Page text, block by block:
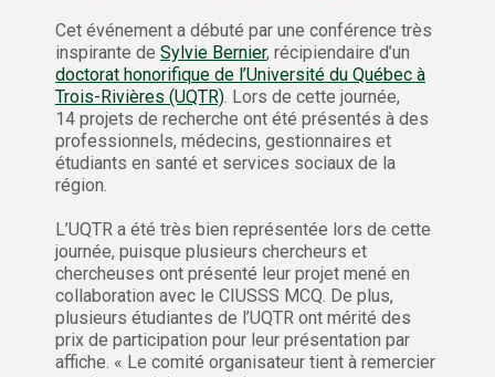
Cet événement a débuté par une conférence très
inspirante de Sylvie Bernier, récipiendaire d’un
doctorat honorifique de l’Université du Québec à
Trois-Rivières (UQTR). Lors de cette journée,
14 projets de recherche ont été présentés à des
professionnels, médecins, gestionnaires et
étudiants en santé et services sociaux de la
région.
L’UQTR a été très bien représentée lors de cette
journée, puisque plusieurs chercheurs et
chercheuses ont présenté leur projet mené en
collaboration avec le CIUSSS MCQ. De plus,
plusieurs étudiantes de l’UQTR ont mérité des
prix de participation pour leur présentation par
affiche. « Le comité organisateur tient à remercier